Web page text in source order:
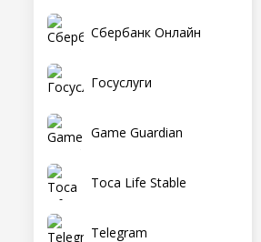
Сбербанк Онлайн
Госуслуги
Game Guardian
Toca Life Stable
Telegram